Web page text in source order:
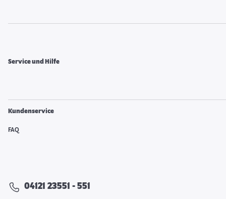
Service und Hilfe
Kundenservice
FAQ
04121 23551 - 551